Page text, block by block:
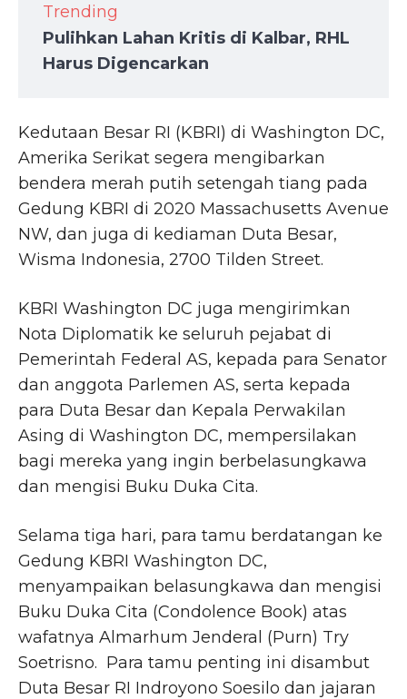
Trending
Pulihkan Lahan Kritis di Kalbar, RHL
Harus Digencarkan
Kedutaan Besar RI (KBRI) di Washington DC,
Amerika Serikat segera mengibarkan
bendera merah putih setengah tiang pada
Gedung KBRI di 2020 Massachusetts Avenue
NW, dan juga di kediaman Duta Besar,
Wisma Indonesia, 2700 Tilden Street.
KBRI Washington DC juga mengirimkan
Nota Diplomatik ke seluruh pejabat di
Pemerintah Federal AS, kepada para Senator
dan anggota Parlemen AS, serta kepada
para Duta Besar dan Kepala Perwakilan
Asing di Washington DC, mempersilakan
bagi mereka yang ingin berbelasungkawa
dan mengisi Buku Duka Cita.
Selama tiga hari, para tamu berdatangan ke
Gedung KBRI Washington DC,
menyampaikan belasungkawa dan mengisi
Buku Duka Cita (Condolence Book) atas
wafatnya Almarhum Jenderal (Purn) Try
Soetrisno. Para tamu penting ini disambut
Duta Besar RI Indroyono Soesilo dan jajaran